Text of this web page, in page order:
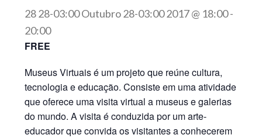
28 28-03:00 Outubro 28-03:00 2017 @ 18:00-
20:00
FREE
Museus Virtuais é um projeto que reúne cultura,
tecnologia e educação. Consiste em uma atividade
que oferece uma visita virtual a museus e galerias
do mundo. A visita é conduzida por um arte-
educador que convida os visitantes a conhecerem